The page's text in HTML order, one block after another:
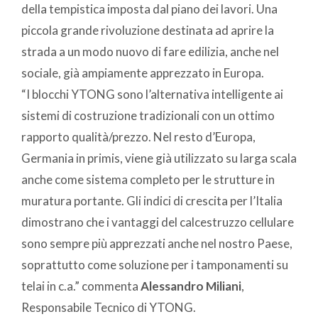
della tempistica imposta dal piano dei lavori. Una
piccola grande rivoluzione destinata ad aprire la
strada a un modo nuovo di fare edilizia, anche nel
sociale, già ampiamente apprezzato in Europa.
“I blocchi YTONG sono l’alternativa intelligente ai
sistemi di costruzione tradizionali con un ottimo
rapporto qualità/prezzo. Nel resto d’Europa,
Germania in primis, viene già utilizzato su larga scala
anche come sistema completo per le strutture in
muratura portante. Gli indici di crescita per l’Italia
dimostrano che i vantaggi del calcestruzzo cellulare
sono sempre più apprezzati anche nel nostro Paese,
soprattutto come soluzione per i tamponamenti su
telai in c.a.” commentaAlessandro Miliani,
Responsabile Tecnico di YTONG.